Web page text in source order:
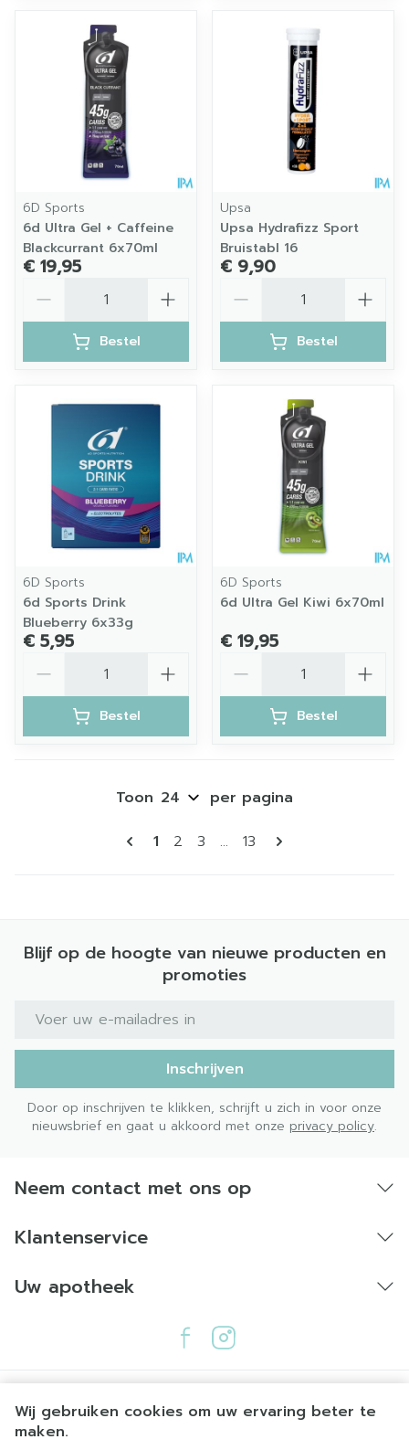
Wij gebruiken cookies om uw ervaring beter te
maken.
6D Sports
6d Ultra Gel + Caffeine
Blackcurrant 6x70ml
€ 19,95
Bestel
Upsa
Upsa Hydrafizz Sport
Bruistabl 16
€ 9,90
Bestel
6D Sports
6d Sports Drink
Blueberry 6x33g
€ 5,95
Bestel
6D Sports
6d Ultra Gel Kiwi 6x70ml
€ 19,95
Bestel
Pagina's
U lees momenteel pagina
1 Pagina
2 Pagina
3 ... Pagina
13
Toon per pagina
Blijf op de hoogte van nieuwe producten en
promoties
E-mail adres
Inschrijven
Door op inschrijven te klikken, schrijft u zich in voor onze
nieuwsbrief en gaat u akkoord met onze privacy policy.
Neem contact met ons op
Klantenservice
Uw apotheek